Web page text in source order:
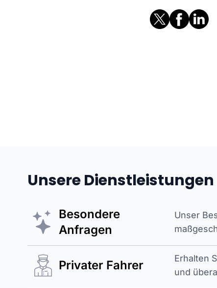
Unsere Dienstleistungen
Besondere
Anfragen
Unser
Privater Fahrer
Erhalten
und